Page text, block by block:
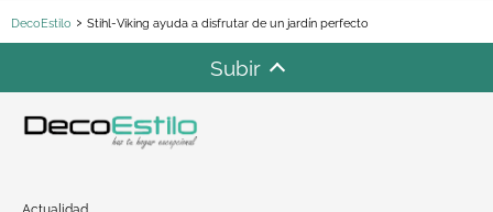
DecoEstilo Stihl-Viking ayuda a disfrutar de un jardín perfecto
Subir